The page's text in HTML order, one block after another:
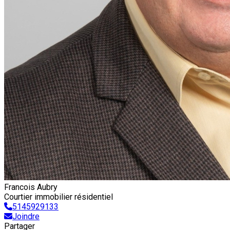
Francois Aubry
Courtier immobilier résidentiel
5145929133
Joindre
Partager